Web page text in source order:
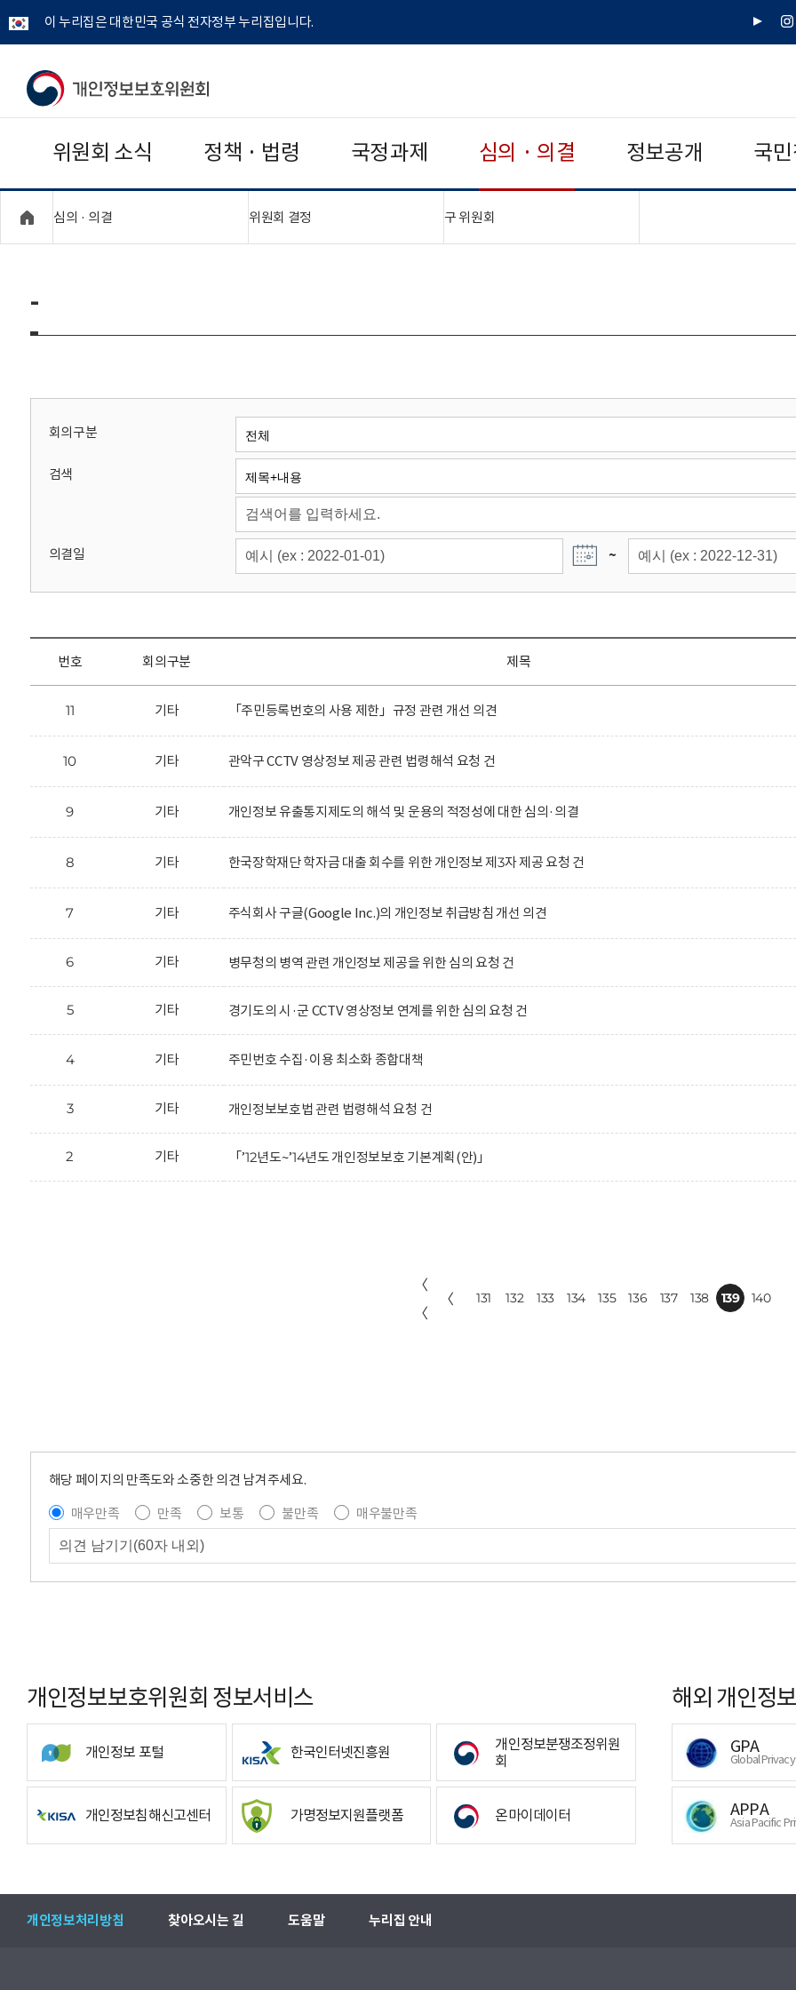
이 누리집은 대한민국 공식 전자정부 누리집입니다.
유
인
개
보
보
위
회
위원회 소식 정책 · 법령 국정과제 심의 · 의결 정보공개 국
심의 · 의결 위원회 결정 구 위원회
-
회의구분
검색
의결일 ~
번호 회의구분 제목
11 기타 「주민등록번호의 사용 제한」규정 관련 개선 의견
10 기타 관악구 CCTV 영상정보 제공 관련 법령해석 요청 건
9 기타 개인정보 유출통지제도의 해석 및 운용의 적정성에 대한 심의·의결
8 기타 한국장학재단 학자금 대출 회수를 위한 개인정보 제3자 제공 요청 건
7 기타 주식회사 구글(Google Inc.)의 개인정보 취급방침 개선 의견
6 기타 병무청의 병역 관련 개인정보 제공을 위한 심의 요청 건
5 기타 경기도의 시·군 CCTV 영상정보 연계를 위한 심의 요청 건
4 기타 주민번호 수집·이용 최소화 종합대책
3 기타 개인정보보호법 관련 법령해석 요청 건
2 기타 「’12년도~’14년도 개인정보보호 기본계획(안)」
〈
〈
〈 131 132 133 134 135 136 137 138 139 140
해당 페이지의 만족도와 소중한 의견 남겨주세요.
매우만족
만족 보통 불만족 매우불만족
개인정보보호위원회 정보서비스
개인정보 포털 한국인터넷진흥원
개인정보분쟁조정위원
회
개인정보침해신고센터 가명정보지원플랫폼 온마이데이터
해외 개인정
GPA
Global
APPA
Asia Pacific
개인정보처리방침 찾아오시는 길 도움말 누리집 안내